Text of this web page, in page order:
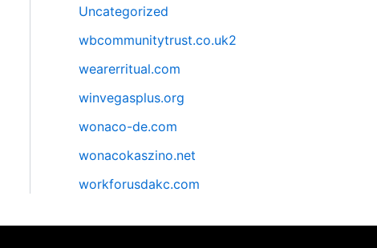
Uncategorized
wbcommunitytrust.co.uk2
wearerritual.com
winvegasplus.org
wonaco-de.com
wonacokaszino.net
workforusdakc.com